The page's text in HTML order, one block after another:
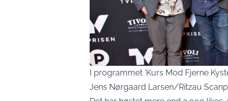
I programmet ‘Kurs Mod Fjerne
Jens Nørgaard Larsen/Ritzau